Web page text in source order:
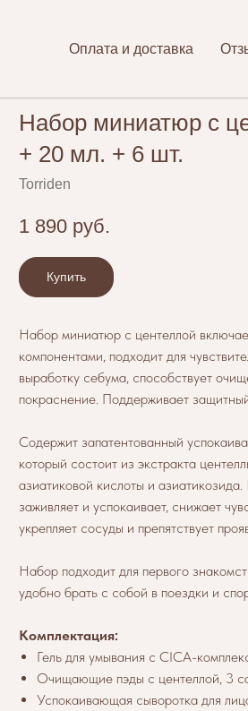
Оплата и доставка
Набор миниатюр с
+ 20 мл. + 6 шт.
Torriden
1 890 руб.
Купить
Набор миниатюр с центеллой
компонентами, подходит для
выработку себума, способствует
покраснение. Поддерживает
Содержит запатентованный
который состоит из экстракта
азиатиковой кислоты и
заживляет и успокаивает, снижает
укрепляет сосуды и препятствует
Набор подходит для первого
удобно брать с собой в поездки и
Комплектация:
Гель для умывания с CICA-
Очищающие пэды с центеллой, 3
Успокаивающая сыворотка для